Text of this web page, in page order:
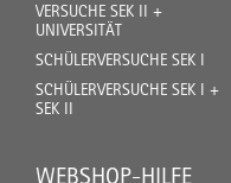
VERSUCHE SEK II +
UNIVERSITÄT
SCHÜLERVERSUCHE SEK I
SCHÜLERVERSUCHE SEK I +
SEK II
WEBSHOP-HILFE